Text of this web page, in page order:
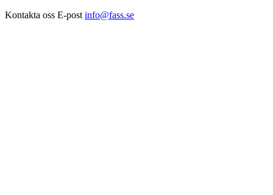
Kontakta oss E-post info@fass.se